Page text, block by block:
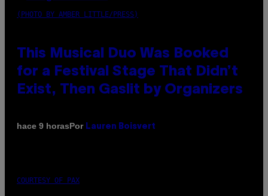
(PHOTO BY AMBER LITTLE/PRESS)
This Musical Duo Was Booked
for a Festival Stage That Didn’t
Exist, Then Gaslit by Organizers
hace 9 horasPor Lauren Boisvert
COURTESY OF PAX